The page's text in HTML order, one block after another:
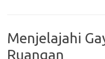
Menjelajahi
Ruangan